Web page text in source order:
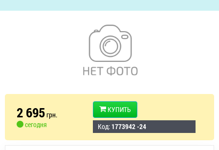
2 695грн.
сегодня
КУПИТЬ
Код: 1773942 -24